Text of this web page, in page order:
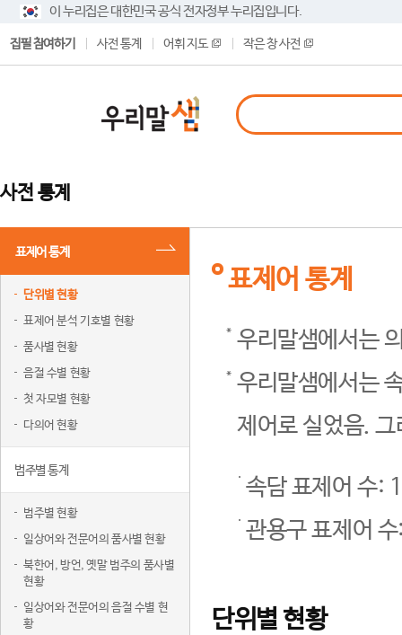
이 누리집은 대한민국 공식 전자정부 누리집입니다.
집필 참여하기 사전 통계 어휘 지도 작은 창 사전
사전 통계
표제어 통계
단위별 현황
표제어 분석 기호별 현황
품사별 현황
음절 수별 현황
첫 자모별 현황
다의어 현황
범주별 통계
범주별 현황
일상어와 전문어의 품사별 현황
북한어, 방언, 옛말 범주의 품사별
현황
일상어와 전문어의 음절 수별 현
황
표제어 통계
우리말샘에서는
우리말샘에서는
제어로 실었음.
속담 표제어 수:
관용구 표제어
단위별 현황